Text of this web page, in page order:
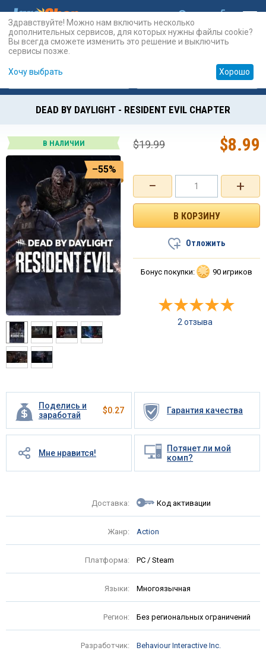
Карты Prepaid
DEAD BY DAYLIGHT - RESIDENT EVIL CHAPTER
В НАЛИЧИИ
–55%
Поделись и
заработай
$0.27 Гарантия качества
Мне нравится!
Потянет ли мой
комп?
Доставка: Код активации
Жанр: Action
Платформа: PC / Steam
Языки: Многоязычная
Регион: Без региональных ограничений
Разработчик: Behaviour Interactive Inc.
+
−
$8.99
$19.99
Отложить
Бонус покупки: 90 игриков
2 отзыва
Здравствуйте! Можно нам включить несколько
дополнительных сервисов, для которых нужны файлы cookie?
Вы всегда сможете изменить это решение и выключить
сервисы позже.
Хочу выбрать Хорошо